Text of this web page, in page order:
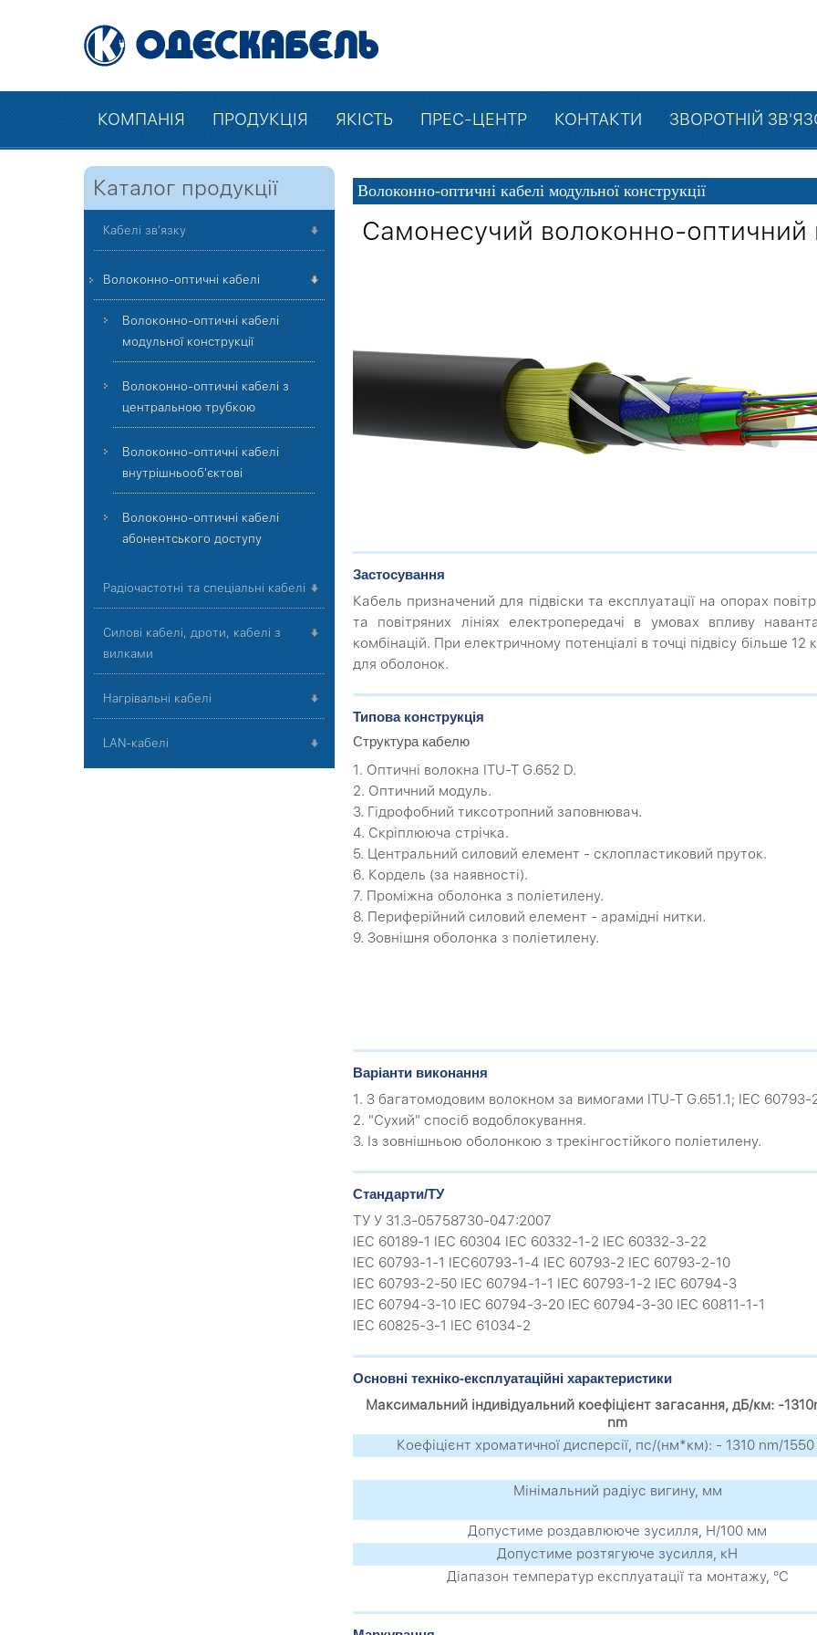
КОМПАНІЯ ПРОДУКЦІЯ ЯКІСТЬ ПРЕС-ЦЕНТР КОНТАКТИ ЗВОРОТНІЙ
Каталог продукції
Кабелі зв'язку
Волоконно-оптичні кабелі
Волоконно-оптичні кабелі
модульної конструкції
Волоконно-оптичні кабелі з
центральною трубкою
Волоконно-оптичні кабелі
внутрішньооб'єктові
Волоконно-оптичні кабелі
абонентського доступу
Радіочастотні та спеціальні кабелі
Силові кабелі, дроти, кабелі з
вилками
Нагрівальні кабелі
LAN-кабелі
Волоконно-оптичні кабелі модульної конструкції
Самонесучий волоконно-оптичний
Застосування
Кабель призначений для підвіски та експлуатації на опорах
та повітряних лініях електропередачі в умовах впливу
комбінацій. При електричному потенціалі в точці підвісу більше
для оболонок.
Типова конструкція
Структура кабелю
1. Оптичні волокна ITU-T G.652 D.
2. Оптичний модуль.
3. Гідрофобний тиксотропний заповнювач.
4. Скріплююча стрічка.
5. Центральний силовий елемент - склопластиковий пруток.
6. Кордель (за наявності).
7. Проміжна оболонка з поліетилену.
8. Периферійний силовий елемент - арамідні нитки.
9. Зовнішня оболонка з поліетилену.
Варіанти виконання
1. З багатомодовим волокном за вимогами ITU-T G.651.1; IEC 60793-
2. "Сухий" спосіб водоблокування.
3. Із зовнішньою оболонкою з трекінгостійкого поліетилену.
Стандарти/ТУ
ТУ У 31.3-05758730-047:2007
IEC 60189-1 IEC 60304 IEC 60332-1-2 IEC 60332-3-22
IEC 60793-1-1 IEC60793-1-4 IEC 60793-2 IEC 60793-2-10
IEC 60793-2-50 IEC 60794-1-1 IEC 60793-1-2 IEC 60794-3
IEC 60794-3-10 IEC 60794-3-20 IEC 60794-3-30 IEC 60811-1-1
IEC 60825-3-1 IEC 61034-2
Основні техніко-експлуатаційні характеристики
Максимальний індивідуальний коефіцієнт загасання, дБ/км: -
nm
Коефіцієнт хроматичної дисперсії, пс/(нм*км): - 1310 nm/
Мінімальний радіус вигину, мм
Допустиме роздавлююче зусилля, Н/100 мм
Допустиме розтягуюче зусилля, кН
Діапазон температур експлуатації та монтажу, °С